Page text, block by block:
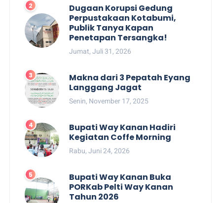
Dugaan Korupsi Gedung
Perpustakaan Kotabumi,
Publik Tanya Kapan
Penetapan Tersangka!
Jumat, Juli 31, 2026
Makna dari 3 Pepatah Eyang
Langgang Jagat
Senin, November 17, 2025
Bupati Way Kanan Hadiri
Kegiatan Coffe Morning
Rabu, Juni 24, 2026
Bupati Way Kanan Buka
PORKab Pelti Way Kanan
Tahun 2026